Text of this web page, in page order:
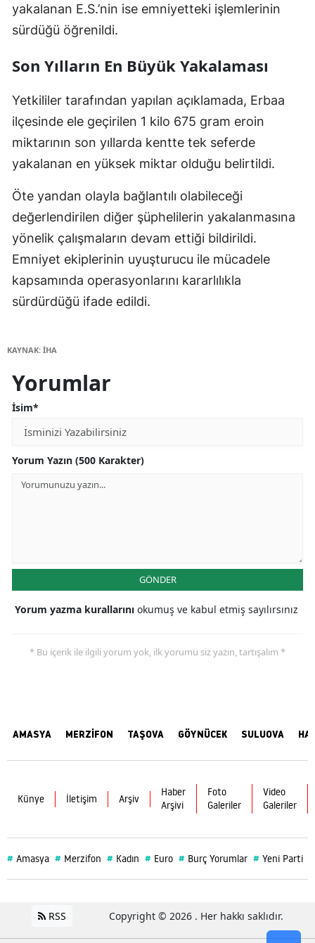
yakalanan E.S.’nin ise emniyetteki işlemlerinin
sürdüğü öğrenildi.
Son Yılların En Büyük Yakalaması
Yetkililer tarafından yapılan açıklamada, Erbaa
ilçesinde ele geçirilen 1 kilo 675 gram eroin
miktarının son yıllarda kentte tek seferde
yakalanan en yüksek miktar olduğu belirtildi.
Öte yandan olayla bağlantılı olabileceği
değerlendirilen diğer şüphelilerin yakalanmasına
yönelik çalışmaların devam ettiği bildirildi.
Emniyet ekiplerinin uyuşturucu ile mücadele
kapsamında operasyonlarını kararlılıkla
sürdürdüğü ifade edildi.
KAYNAK: İHA
Yorumlar
İsim*
Yorum Yazın (500 Karakter)
GÖNDER
Yorum yazma kurallarını okumuş ve kabul etmiş sayılırsınız
* Bu içerik ile ilgili yorum yok, ilk yorumu siz yazın, tartışalım *
AMASYA MERZİFON TAŞOVA GÖYNÜCEK SULUOVA
Künye İletişim Arşiv
Haber
Arşivi
Foto
Galeriler
Video
Galeriler
# Amasya # Merzifon # Kadın # Euro # Burç Yorumlar # Yeni Parti
RSS Copyright © 2026 . Her hakkı saklıdır.